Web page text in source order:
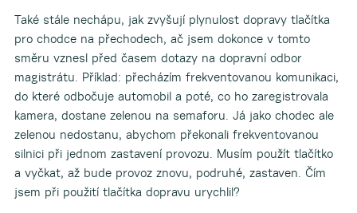
Také stále nechápu, jak zvyšují plynulost dopravy tlačítka
pro chodce na přechodech, ač jsem dokonce v tomto
směru vznesl před časem dotazy na dopravní odbor
magistrátu. Příklad: přecházím frekventovanou komunikaci,
do které odbočuje automobil a poté, co ho zaregistrovala
kamera, dostane zelenou na semaforu. Já jako chodec ale
zelenou nedostanu, abychom překonali frekventovanou
silnici při jednom zastavení provozu. Musím použít tlačítko
a vyčkat, až bude provoz znovu, podruhé, zastaven. Čím
jsem při použití tlačítka dopravu urychlil?